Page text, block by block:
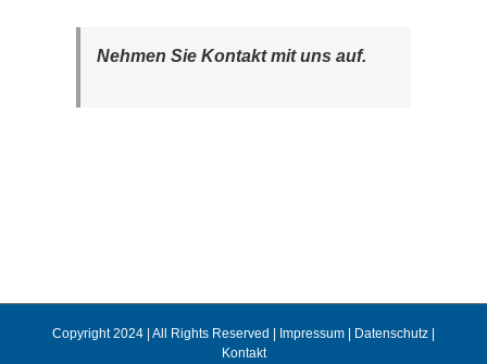
Nehmen Sie Kontakt mit uns auf.
Copyright 2024 | All Rights Reserved | Impressum Datenschutz
Kontakt